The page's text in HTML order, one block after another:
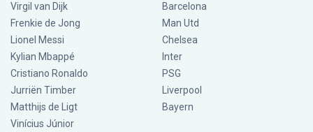
Virgil van Dijk
Frenkie de Jong
Lionel Messi
Kylian Mbappé
Cristiano Ronaldo
Jurriën Timber
Matthijs de Ligt
Vinícius Júnior
Barcelona
Man Utd
Chelsea
Inter
PSG
Liverpool
Bayern